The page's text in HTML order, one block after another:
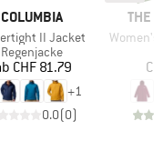
MARKE
COLUMBIA
II Jacket
Produktgruppe
Regenjacke
Preis
CHF 81.79
+1
0.0(0)
THE
Artikel
Women's